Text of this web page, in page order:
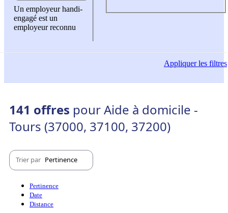
Un employeur handi-
engagé est un
employeur reconnu
Appliquerles filtres
141 offres pour Aide à domicile -
Tours (37000, 37100, 37200)
Trier par Pertinence
Pertinence
Date
Distance